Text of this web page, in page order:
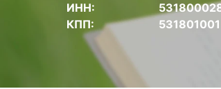
ИНН:
КПП:
531801001